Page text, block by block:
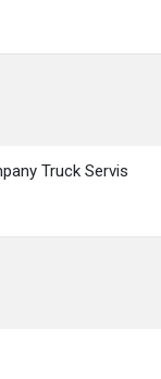
Truck Servis